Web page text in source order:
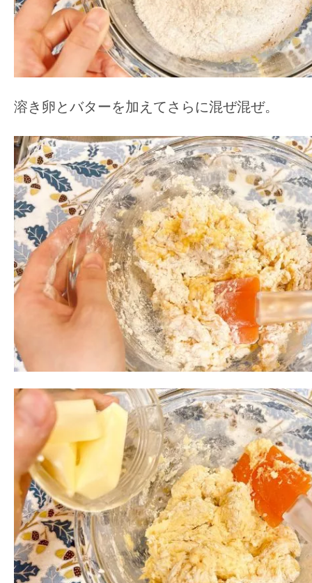
溶き卵とバターを加えてさらに混ぜ混ぜ。